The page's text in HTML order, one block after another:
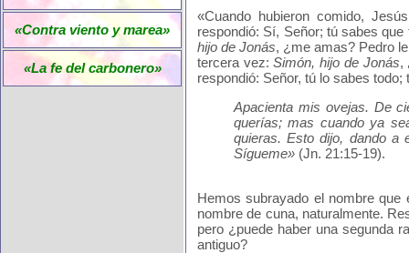
«Contra viento y marea»
«La fe del carbonero»
«Cuando hubieron comido,
respondió: Sí, Señor; tú sabes
hijo de Jonás, ¿me amas? Pedro
tercera vez:Simón, hijo de Jonás,
respondió: Señor, tú lo sabes
Apacienta mis ovejas. De
querías; mas cuando ya
quieras. Esto dijo, dando a
Sígueme» (Jn. 21:15-19).
Hemos subrayado el nombre
nombre de cuna, naturalmente.
pero ¿puede haber una segunda
antiguo?